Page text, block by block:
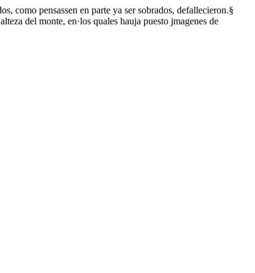
como pensassen en parte ya ser sobrados, defallecieron.§
del monte, en·los quales hauja puesto jmagenes de